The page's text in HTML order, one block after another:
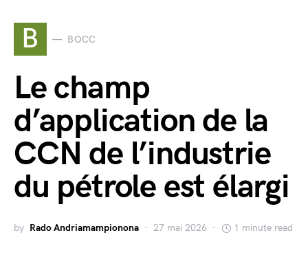
B BOCC
Le champ
d’application de la
CCN de l’industrie
du pétrole est élargi
by Rado Andriamampionona 27 mai 2026 1 minute read